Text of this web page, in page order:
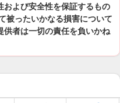
および安全性を保証するもの
被ったいかなる損害について
供者は一切の責任を負いかね